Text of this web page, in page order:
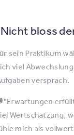
bloss
sein Praktikum
viel
versprach.
Wertschätzung,
mich als